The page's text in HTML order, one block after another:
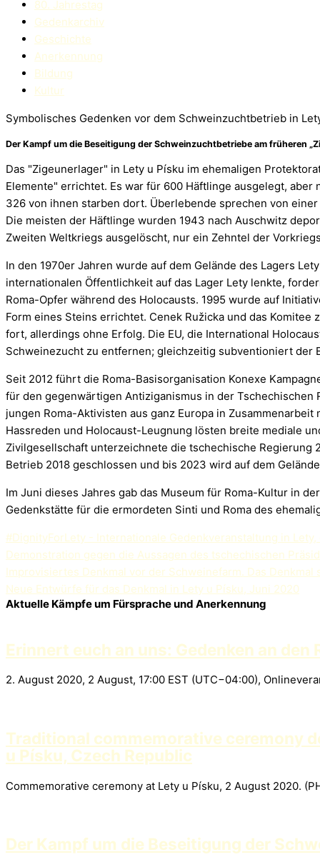
80. Jahrestag
Gedenkarchiv
Geschichte
Anerkennung
Bildung
Kultur
Symbolisches Gedenken vor dem Schweinzuchtbetrieb in
Der Kampf um die Beseitigung der Schweinzuchtbetriebe am früheren
Das "Zigeunerlager" in Lety u Písku im ehemaligen
Elemente" errichtet. Es war für 600 Häftlinge ausgelegt,
326 von ihnen starben dort. Überlebende sprechen von
Die meisten der Häftlinge wurden 1943 nach Auschwitz
Zweiten Weltkriegs ausgelöscht, nur ein Zehntel der
In den 1970er Jahren wurde auf dem Gelände des Lagers
internationalen Öffentlichkeit auf das Lager Lety lenkte,
Roma-Opfer während des Holocausts. 1995 wurde auf
Form eines Steins errichtet. Cenek Ružicka und das
fort, allerdings ohne Erfolg. Die EU, die International
Schweinezucht zu entfernen; gleichzeitig subventioniert der
Seit 2012 führt die Roma-Basisorganisation Konexe
für den gegenwärtigen Antiziganismus in der
jungen Roma-Aktivisten aus ganz Europa in
Hassreden und Holocaust-Leugnung lösten breite mediale
Zivilgesellschaft unterzeichnete die tschechische Regierung
Betrieb 2018 geschlossen und bis 2023 wird auf dem
Im Juni dieses Jahres gab das Museum für Roma-Kultur in
Gedenkstätte für die ermordeten Sinti und Roma des
#DignityForLety - Internationale Gedenkveranstaltung in
Demonstration gegen die Aussagen des tschechischen
Improvisiertes Denkmal vor der Schweinefarm. Das
Neue Entwürfe für das Denkmal in Lety u Písku, Juni 2020
Aktuelle Kämpfe um Fürsprache und Anerkennung
Erinnert euch an uns: Gedenken an den
2. August 2020, 2 August, 17:00 EST (UTC−04:00),
Traditional commemorative ceremony
u Písku, Czech Republic
Commemorative ceremony at Lety u Písku, 2 August 2020.
Der Kampf um die Beseitigung der